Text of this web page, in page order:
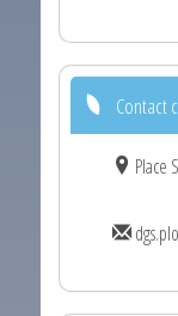
Contact
Place